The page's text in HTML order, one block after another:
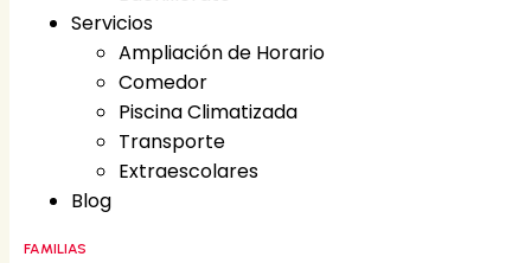
Servicios
Ampliación de Horario
Comedor
Piscina Climatizada
Transporte
Extraescolares
Blog
Servicios
Ampliación de Horario
Comedor
Piscina Climatizada
Transporte
Extraescolares
Blog
FAMILIAS